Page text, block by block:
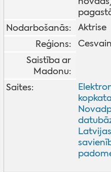
Nodarbošanās:
Aktrise
Reģions:
Saistība ar
Madonu:
Saites: